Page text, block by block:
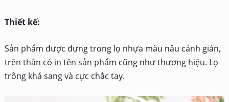
Thiết kế:
Sản phẩm được đựng trong lọ nhựa màu nâu cánh gián,
trên thân có in tên sản phẩm cũng như thương hiệu. Lọ
trông khá sang và cực chắc tay.